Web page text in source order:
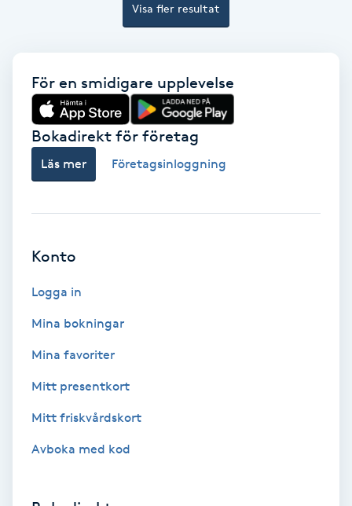
Bröllopsuppsättning
Celluliter
Dermapen
Visa fler resultat
För en smidigare upplevelse
Bokadirekt för företag
Läs mer Företagsinloggning
Konto
Logga in
Mina bokningar
Mina favoriter
Mitt presentkort
Mitt friskvårdskort
Avboka med kod